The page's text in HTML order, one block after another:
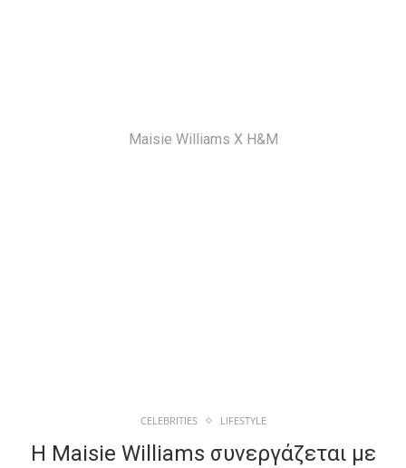
Maisie Williams Χ Η&Μ
CELEBRITIES LIFESTYLE
Η Maisie Williams συνεργάζεται με